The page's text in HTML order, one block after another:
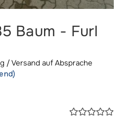
Baum - Furl
/ Versand auf Absprache